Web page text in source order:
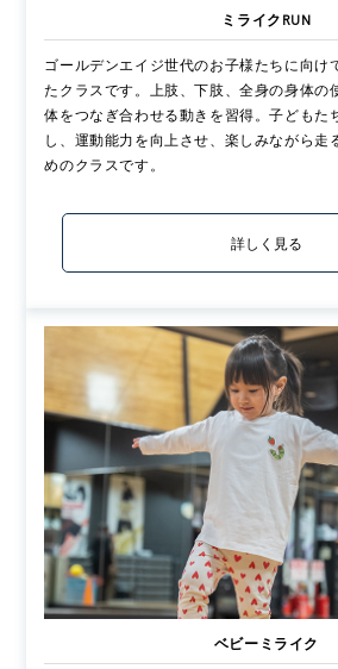
ミライクRUN
ゴールデンエイジ世代のお子様たちに向け
たクラスです。上肢、下肢、全身の身体の
体をつなぎ合わせる動きを習得。子どもた
し、運動能力を向上させ、楽しみながら走
めのクラスです。
詳しく見る
ベビーミライク